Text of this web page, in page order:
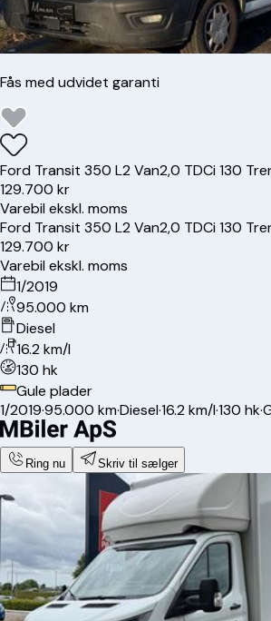
Fås med udvidet garanti
Ford Transit 350 L2 Van2,0 TDCi 130
129.700 kr
Varebil ekskl. moms
Ford Transit 350 L2 Van2,0 TDCi 130
129.700 kr
Varebil ekskl. moms
1/2019
95.000 km
Diesel
16.2 km/l
130 hk
Gule plader
1/2019·95.000 km·Diesel·16.2 km/l·130 hk·
Ring nu Skriv til sælger